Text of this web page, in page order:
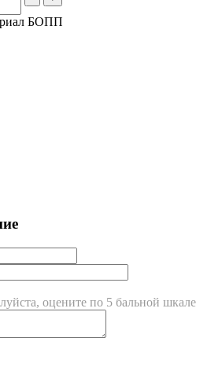
БОПП
оцените по 5 бальной шкале